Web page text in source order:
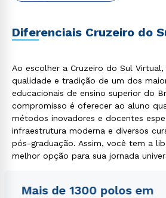
Diferenciais Cruzeiro do
Ao escolher a Cruzeiro do Sul
qualidade e tradição de um dos
educacionais de ensino superior do
compromisso é oferecer ao aluno
métodos inovadores e docentes
infraestrutura moderna e diversos
pós-graduação. Assim, você tem a
melhor opção para sua jornada
Mais de 1300 polos em